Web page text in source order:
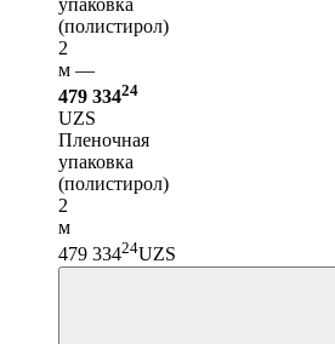
упаковка
(полистирол)
2
м —
479 33424
UZS
Пленочная
упаковка
(полистирол)
2
м
479 33424UZS